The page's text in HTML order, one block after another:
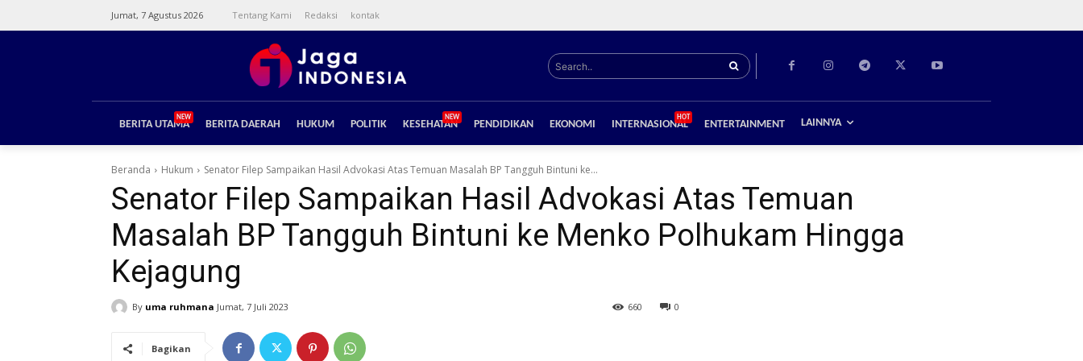
Jumat, 7 Agustus 2026 Tentang Kami Redaksi kontak
Search..
BERITA UTAMA
NEW
BERITA DAERAH HUKUM POLITIK KESEHATAN
NEW
PENDIDIKAN EKONOMI INTERNASIONAL
HOT
ENTERTAINMENT LAINNYA
Beranda Hukum Senator Filep Sampaikan Hasil Advokasi Atas Temuan Masalah BP Tangguh Bintuni ke...
Senator Filep Sampaikan Hasil Advokasi Atas Temuan
Masalah BP Tangguh Bintuni ke Menko Polhukam Hingga
Kejagung
By uma ruhmana Jumat, 7 Juli 2023 0
660
Bagikan